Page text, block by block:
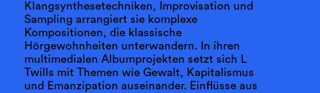
Klangsynthesetechniken, Improvisation und
Sampling arrangiert sie komplexe
Kompositionen, die klassische
Hörgewohnheiten unterwandern. In ihren
multimedialen Albumprojekten setzt sich L
Twills mit Themen wie Gewalt, Kapitalismus
und Emanzipation auseinander. Einflüsse aus